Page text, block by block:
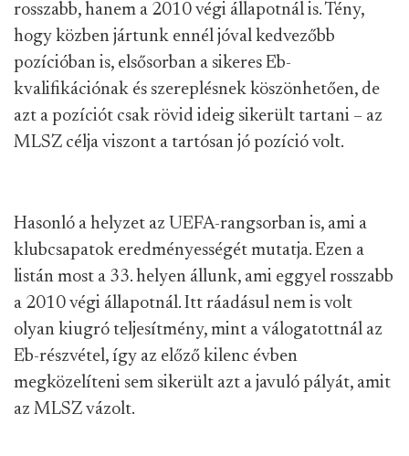
rosszabb, hanem a 2010 végi állapotnál is. Tény,
hogy közben jártunk ennél jóval kedvezőbb
pozícióban is, elsősorban a sikeres Eb-
kvalifikációnak és szereplésnek köszönhetően, de
azt a pozíciót csak rövid ideig sikerült tartani – az
MLSZ célja viszont a tartósan jó pozíció volt.
Hasonló a helyzet az UEFA-rangsorban is, ami a
klubcsapatok eredményességét mutatja. Ezen a
listán most a 33. helyen állunk, ami eggyel rosszabb
a 2010 végi állapotnál. Itt ráadásul nem is volt
olyan kiugró teljesítmény, mint a válogatottnál az
Eb-részvétel, így az előző kilenc évben
megközelíteni sem sikerült azt a javuló pályát, amit
az MLSZ vázolt.